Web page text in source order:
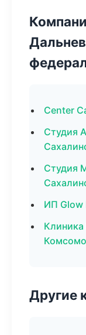
Center
Студия
Студия
ИП Glow
Другие